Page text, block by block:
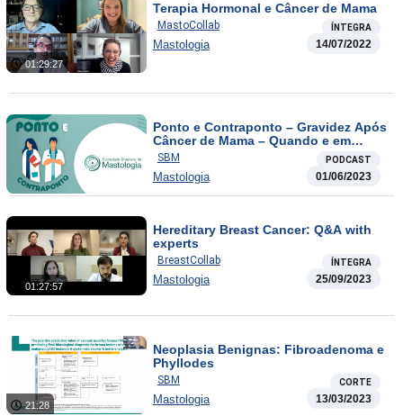
01:29:27
Terapia Hormonal e Câncer de Mama
MastoCollab ÍNTEGRA
Mastologia 14/07/2022
Ponto e Contraponto – Gravidez Após
Câncer de Mama – Quando e em
Quais Casos Liberar?
SBM PODCAST
Mastologia 01/06/2023
01:27:57
Hereditary Breast Cancer: Q&A with
experts
BreastCollab ÍNTEGRA
Mastologia 25/09/2023
21:28
Neoplasia Benignas: Fibroadenoma e
Phyllodes
SBM CORTE
Mastologia 13/03/2023